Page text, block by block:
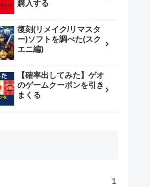
購入する
復刻(リメイク/リマスタ
ー)ソフトを調べた(スク
エニ編)
【確率出してみた】ゲオ
のゲームクーポンを引き
まくる
1